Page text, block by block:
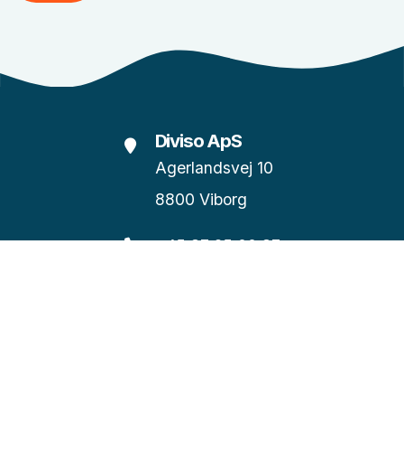
Diviso ApS
Agerlandsvej 10
8800 Viborg
+45 87 25 00 87